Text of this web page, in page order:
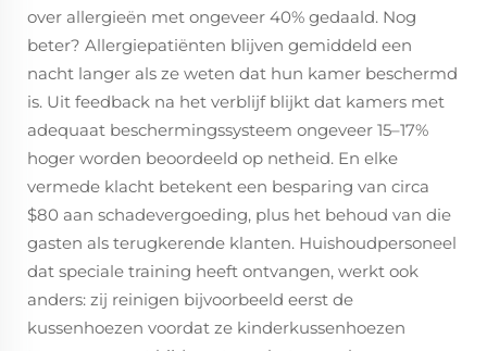
over allergieën met ongeveer 40% gedaald. Nog
beter? Allergiepatiënten blijven gemiddeld een
nacht langer als ze weten dat hun kamer beschermd
is. Uit feedback na het verblijf blijkt dat kamers met
adequaat beschermingssysteem ongeveer 15–17%
hoger worden beoordeeld op netheid. En elke
vermede klacht betekent een besparing van circa
$80 aan schadevergoeding, plus het behoud van die
gasten als terugkerende klanten. Huishoudpersoneel
dat speciale training heeft ontvangen, werkt ook
anders: zij reinigen bijvoorbeeld eerst de
kussenhoezen voordat ze kinderkussenhoezen